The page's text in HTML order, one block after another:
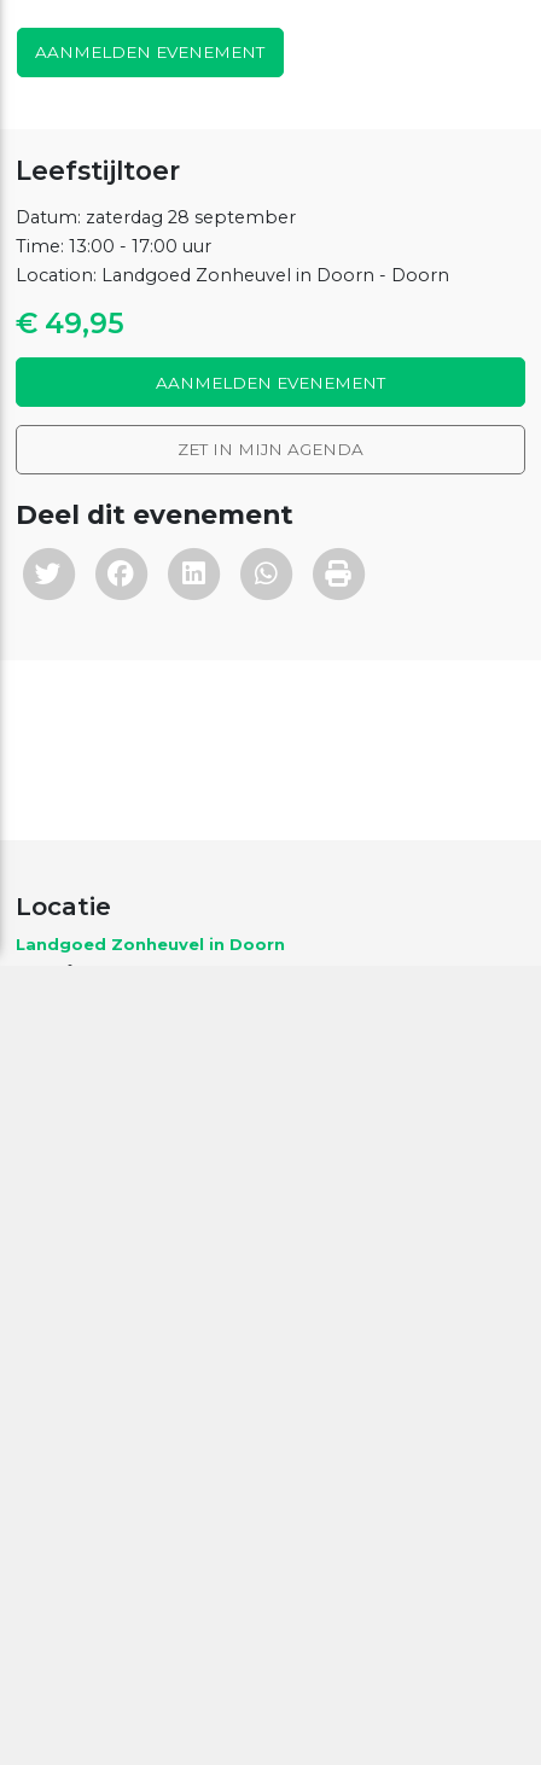
AANMELDEN EVENEMENT
Leefstijltoer
Datum: zaterdag 28 september
Time: 13:00 - 17:00 uur
Location: Landgoed Zonheuvel in Doorn - Doorn
€ 49,95
AANMELDEN EVENEMENT
ZET IN MIJN AGENDA
Deel dit evenement
Locatie
Landgoed Zonheuvel in Doorn
Amersfoortseweg 98, 3941EP Doorn